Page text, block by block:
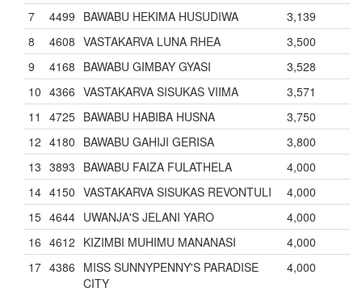
7
4499 BAWABU HEKIMA HUSUDIWA
3,139
8
4608 VASTAKARVA LUNA RHEA
3,500
9
4168 BAWABU GIMBAY GYASI
3,528
10 4366 VASTAKARVA SISUKAS VIIMA
3,571
11
4725 BAWABU HABIBA HUSNA
3,750
12 4180 BAWABU GAHIJI GERISA
3,800
13 3893 BAWABU FAIZA FULATHELA
4,000
14 4150 VASTAKARVA SISUKAS REVONTULI
4,000
15 4644 UWANJA'S JELANI YARO
4,000
16 4612 KIZIMBI MUHIMU MANANASI
4,000
17 4386 MISS SUNNYPENNY'S PARADISE
CITY
4,000